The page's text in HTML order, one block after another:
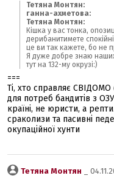
Тетяна Монтян:
ганна-ахметова:
Тетяна Монтян:
Кішка у вас тонка,
дерибанитимете
це ви так кажете, бо не
Я дуже добре знаю
тут на 132-му окрузі:)
===
Ті, хто справляє
для потреб бандитів з
країні, не юристи, а
сраколизи та пасивні
окупаційної хунти
Тетяна Монтян _